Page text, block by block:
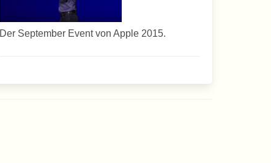
Der September Event von Apple 2015.